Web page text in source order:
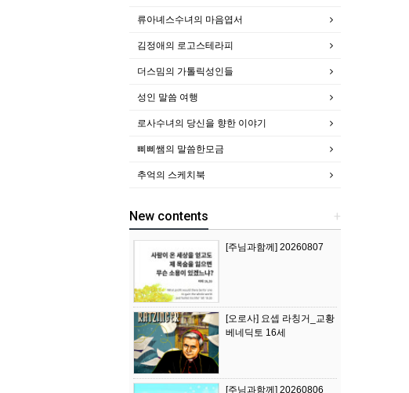
류아녜스수녀의 마음엽서
김정애의 로고스테라피
더스밈의 가톨릭성인들
성인 말씀 여행
로사수녀의 당신을 향한 이야기
삐삐쌤의 말씀한모금
추억의 스케치북
+
New contents
[주님과함께] 20260807
[오로사] 요셉 라칭거_교황
베네딕토 16세
[주님과함께] 20260806